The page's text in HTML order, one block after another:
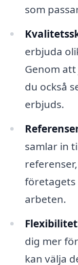
som
erbjuda
Genom
du också
erbjuds.
samlar in
arbeten.
dig mer
kan välja